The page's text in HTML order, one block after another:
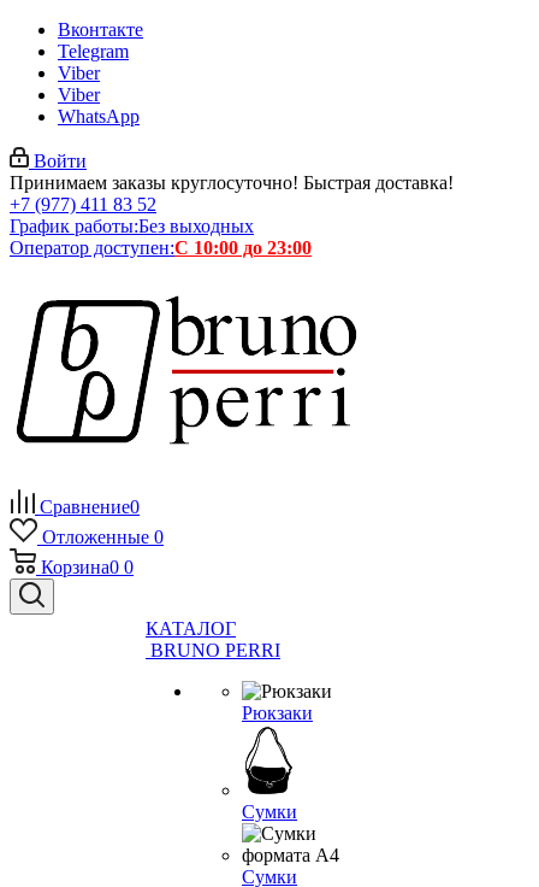
Вконтакте
Telegram
Viber
Viber
WhatsApp
Войти
Принимаем заказы круглосуточно! Быстрая доставка!
+7 (977) 411 83 52
График работы:Без выходных
Оператор доступен:С 10:00 до 23:00
Сравнение0
Отложенные 0
Корзина0 0
КАТАЛОГ
BRUNO PERRI
Рюкзаки
Сумки
Сумки